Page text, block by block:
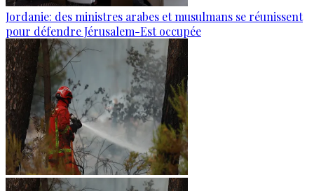
Jordanie: des ministres arabes et musulmans se réunissent
pour défendre Jérusalem-Est occupée